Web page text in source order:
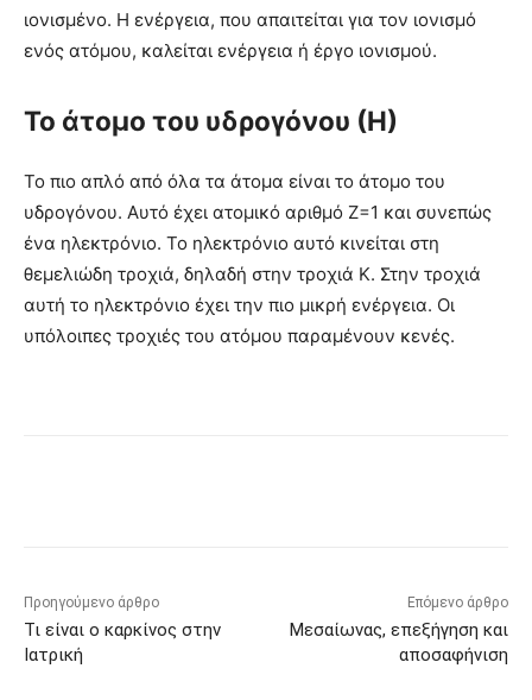
ιονισμένο. Η ενέργεια, που απαιτείται για τον ιονισμό
ενός ατόμου, καλείται ενέργεια ή έργο ιονισμού.
Το άτομο του υδρογόνου (Η)
Το πιο απλό από όλα τα άτομα είναι το άτομο του
υδρογόνου. Αυτό έχει ατομικό αριθμό Ζ=1 και συνεπώς
ένα ηλεκτρόνιο. Το ηλεκτρόνιο αυτό κινείται στη
θεμελιώδη τροχιά, δηλαδή στην τροχιά Κ. Στην τροχιά
αυτή το ηλεκτρόνιο έχει την πιο μικρή ενέργεια. Οι
υπόλοιπες τροχιές του ατόμου παραμένουν κενές.
Προηγούμενο άρθρο
Τι είναι ο καρκίνος στην
Ιατρική
Επόμενο άρθρο
Μεσαίωνας, επεξήγηση και
αποσαφήνιση